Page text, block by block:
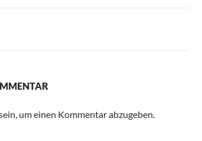
um einen Kommentar abzugeben.